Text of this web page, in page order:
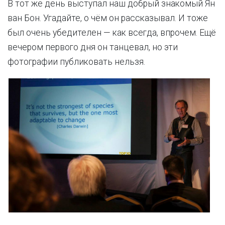
В тот же день выступал наш добрый знакомый Ян
ван Бон. Угадайте, о чём он рассказывал. И тоже
был очень убедителен — как всегда, впрочем. Ещё
вечером первого дня он танцевал, но эти
фотографии публиковать нельзя.